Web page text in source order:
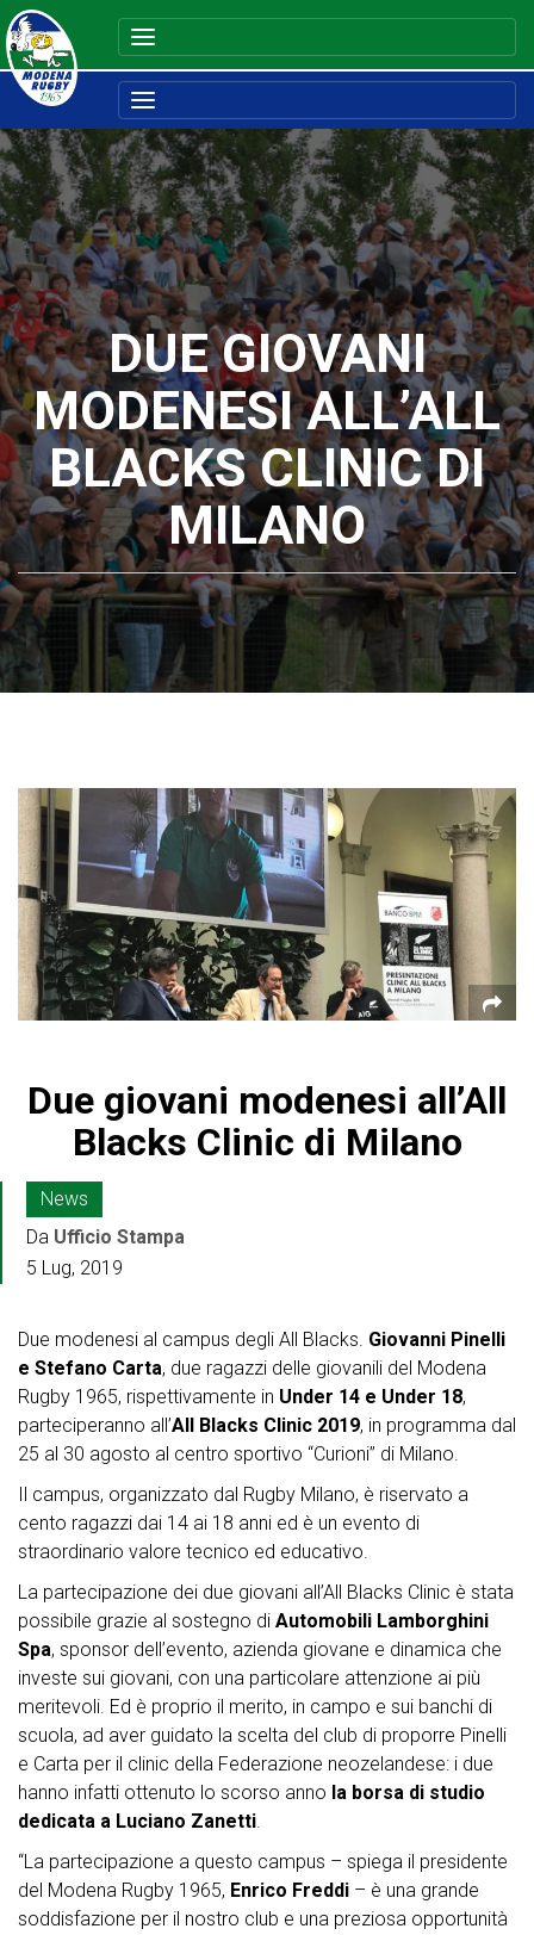
DUE GIOVANI
MODENESI ALL’ALL
BLACKS CLINIC DI
MILANO
Due giovani modenesi all’All
Blacks Clinic di Milano
News
Da Ufficio Stampa
5 Lug, 2019
Due modenesi al campus degli All Blacks. Giovanni Pinelli
e Stefano Carta, due ragazzi delle giovanili del Modena
Rugby 1965, rispettivamente in Under 14 e Under 18,
parteciperanno all’All Blacks Clinic 2019, in programma dal
25 al 30 agosto al centro sportivo “Curioni” di Milano.
Il campus, organizzato dal Rugby Milano, è riservato a
cento ragazzi dai 14 ai 18 anni ed è un evento di
straordinario valore tecnico ed educativo.
La partecipazione dei due giovani all’All Blacks Clinic è stata
possibile grazie al sostegno di Automobili Lamborghini
Spa, sponsor dell’evento, azienda giovane e dinamica che
investe sui giovani, con una particolare attenzione ai più
meritevoli. Ed è proprio il merito, in campo e sui banchi di
scuola, ad aver guidato la scelta del club di proporre Pinelli
e Carta per il clinic della Federazione neozelandese: i due
hanno infatti ottenuto lo scorso anno la borsa di studio
dedicata a Luciano Zanetti.
“La partecipazione a questo campus – spiega il presidente
del Modena Rugby 1965, Enrico Freddi – è una grande
soddisfazione per il nostro club e una preziosa opportunità